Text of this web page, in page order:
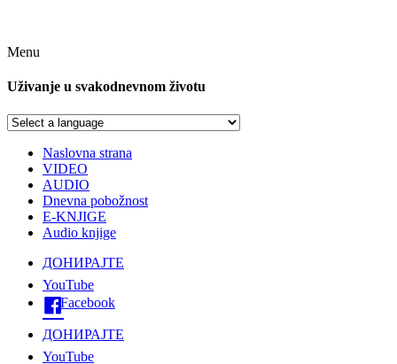
Menu
Uživanje u svakodnevnom životu
Naslovna strana
VIDEO
AUDIO
Dnevna pobožnost
E-KNJIGE
Audio knjige
ДОНИРАЈТЕ
YouTube
Facebook
ДОНИРАЈТЕ
YouTube